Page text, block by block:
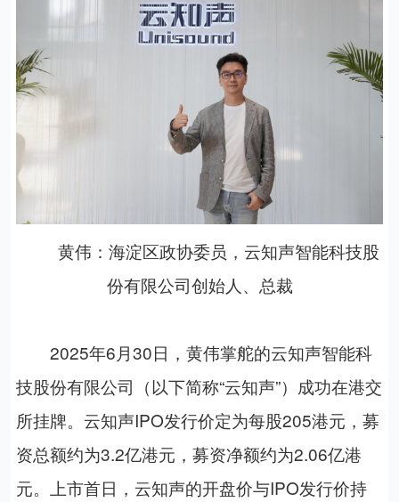
黄伟：海淀区政协委员，云知声智能科技股
份有限公司创始人、总裁
2025年6月30日，黄伟掌舵的云知声智能科
技股份有限公司（以下简称“云知声”）成功在港交
所挂牌。云知声IPO发行价定为每股205港元，募
资总额约为3.2亿港元，募资净额约为2.06亿港
元。上市首日，云知声的开盘价与IPO发行价持